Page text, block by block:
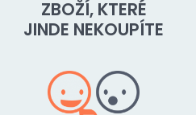
ZBOŽÍ, KTERÉ
JINDE NEKOUPÍTE